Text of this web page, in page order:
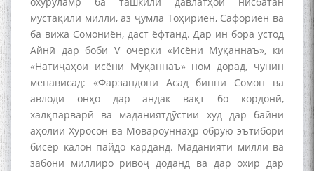
мустақили миллӣ, аз ҷумла Тоҳириён, Сафориён ва
ба вижа Сомониён, даст ёфтанд. Дар ин бора устод
Айнӣ дар боби V очерки «Исёни Муқаннаъ», ки
«Натиҷаҳои исёни Муқаннаъ» ном дорад, чунин
менависад: «Фарзандони Асад бинни Сомон ва
авлоди онҳо дар андак вақт бо кордонӣ,
халқпарварӣ ва маданиятдӯстии худ дар байни
аҳолии Хуросон ва Мовароуннаҳр обрӯю эътибори
бисёр калон пайдо карданд. Маданияти миллӣ ва
забони миллиро ривоҷ доданд ва дар охир дар